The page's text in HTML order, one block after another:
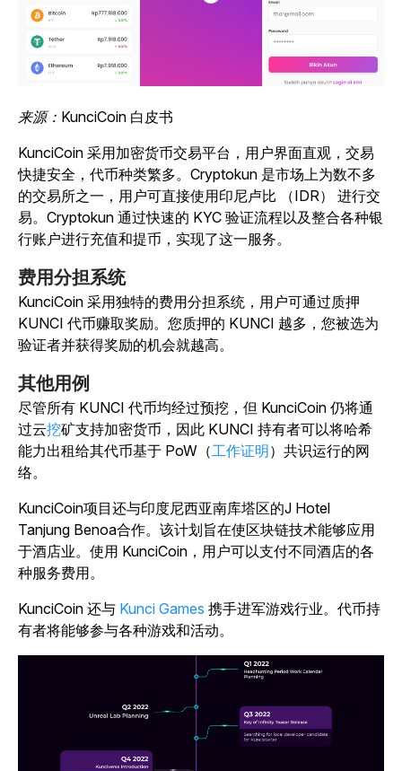
来源： KunciCoin 白皮书
KunciCoin 采用加密货币交易平台，用户界面直观，交易
快捷安全，代币种类繁多。Cryptokun 是市场上为数不多
的交易所之一，用户可直接使用印尼卢比 （IDR） 进行交
易。Cryptokun 通过快速的 KYC 验证流程以及整合各种银
行账户进行充值和提币，实现了这一服务。
费用分担系统
KunciCoin 采用独特的费用分担系统，用户可通过质押
KUNCI 代币赚取奖励。您质押的 KUNCI 越多，您被选为
验证者并获得奖励的机会就越高。
其他用例
尽管所有 KUNCI 代币均经过预挖，但 KunciCoin 仍将通
过云挖矿支持加密货币，因此 KUNCI 持有者可以将哈希
能力出租给其代币基于 PoW（工作证明）共识运行的网
络。
KunciCoin项目还与印度尼西亚南库塔区的J Hotel
Tanjung Benoa合作。该计划旨在使区块链技术能够应用
于酒店业。使用 KunciCoin，用户可以支付不同酒店的各
种服务费用。
KunciCoin 还与 Kunci Games 携手进军游戏行业。代币持
有者将能够参与各种游戏和活动。